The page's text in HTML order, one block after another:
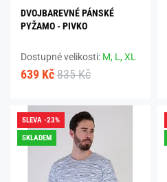
DVOJBAREVNÉ PÁNSKÉ
PYŽAMO - PIVKO
Dostupné velikosti: M, L,XL
639 Kč 835 Kč
SLEVA -23%
SKLADEM